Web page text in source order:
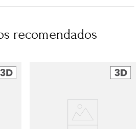
recomendados